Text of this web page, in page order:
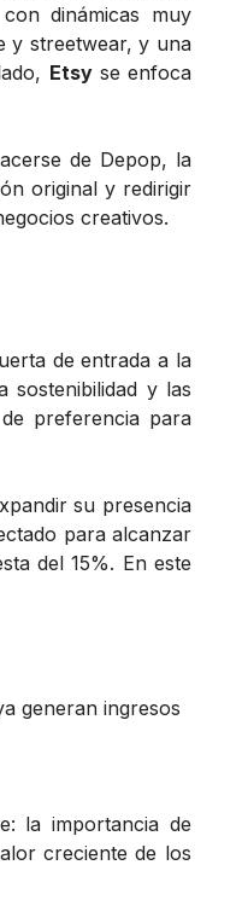
dinámicas muy
y streetwear, y una
Etsyse enfoca
de Depop, la
original y redirigir
creativos.
de entrada a la
sostenibilidad y las
preferencia para
su presencia
para alcanzar
del 15%. En este
generan ingresos
la importancia de
creciente de los